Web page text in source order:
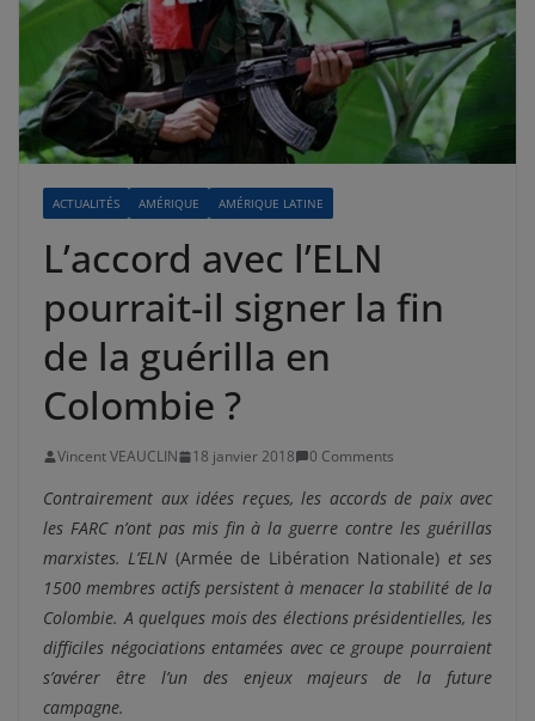
ACTUALITÉS AMÉRIQUE AMÉRIQUE LATINE
L’accord avec l’ELN
pourrait-il signer la fin
de la guérilla en
Colombie ?
Vincent VEAUCLIN 18 janvier 2018 0 Comments
Contrairement aux idées reçues, les accords de paix avec
les FARC n’ont pas mis fin à la guerre contre les guérillas
marxistes. L’ELN (Armée de Libération Nationale) et ses
1500 membres actifs persistent à menacer la stabilité de la
Colombie. A quelques mois des élections présidentielles, les
difficiles négociations entamées avec ce groupe pourraient
s’avérer être l’un des enjeux majeurs de la future
campagne.